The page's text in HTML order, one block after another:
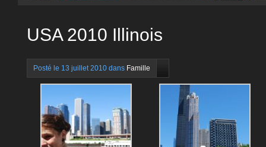
USA 2010 Illinois
Posté le 13 juillet 2010 dans Famille